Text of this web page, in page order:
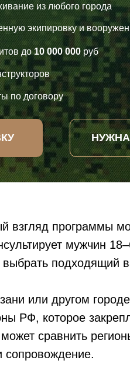
из любого города
экипировку и
до10 000 000руб
по договору
взгляд программы
мужчин
выбрать подходящий
или другом
РФ, которое
сравнить
сопровождение.